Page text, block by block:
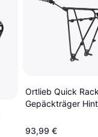
Ortlieb Quick
Gepäckträger
93,99 €